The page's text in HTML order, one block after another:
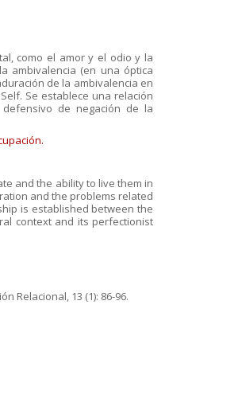
como el amor y el odio y la
ambivalencia (en una óptica
de la ambivalencia en
Se establece una relación
de negación de la
and the ability to live them in
and the problems related
is established between the
context and its perfectionist
Relacional, 13 (1): 86-96.